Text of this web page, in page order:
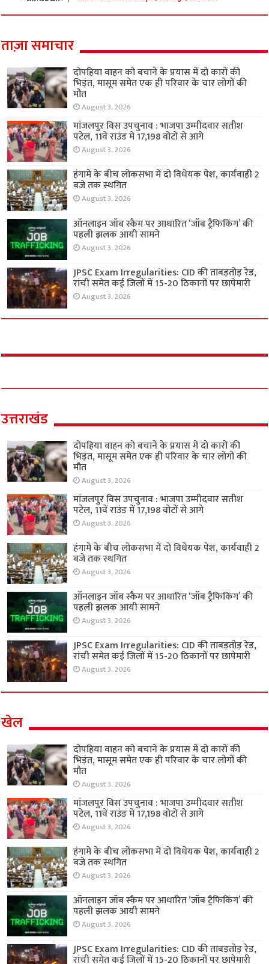
ताज़ा समाचार
दोपहिया वाहन को बचाने के प्रयास में दो कारों की
भिड़ंत, मासूम समेत एक ही परिवार के चार लोगों की
मौत
August 3, 2026
मांजलपुर विस उपचुनाव : भाजपा उम्मीदवार सतीश
पटेल, 11वें राउंड में 17,198 वोटों से आगे
August 3, 2026
हंगामे के बीच लोकसभा में दो विधेयक पेश, कार्यवाही 2
बजे तक स्थगित
August 3, 2026
ऑनलाइन जॉब स्कैम पर आधारित ‘जॉब ट्रैफिकिंग’ की
पहली झलक आयी सामने
August 3, 2026
JPSC Exam Irregularities: CID की ताबड़तोड़ रेड,
रांची समेत कई जिलों में 15-20 ठिकानों पर छापेमारी
August 3, 2026
उत्तराखंड
दोपहिया वाहन को बचाने के प्रयास में दो कारों की
भिड़ंत, मासूम समेत एक ही परिवार के चार लोगों की
मौत
August 3, 2026
मांजलपुर विस उपचुनाव : भाजपा उम्मीदवार सतीश
पटेल, 11वें राउंड में 17,198 वोटों से आगे
August 3, 2026
हंगामे के बीच लोकसभा में दो विधेयक पेश, कार्यवाही 2
बजे तक स्थगित
August 3, 2026
ऑनलाइन जॉब स्कैम पर आधारित ‘जॉब ट्रैफिकिंग’ की
पहली झलक आयी सामने
August 3, 2026
JPSC Exam Irregularities: CID की ताबड़तोड़ रेड,
रांची समेत कई जिलों में 15-20 ठिकानों पर छापेमारी
August 3, 2026
खेल
दोपहिया वाहन को बचाने के प्रयास में दो कारों की
भिड़ंत, मासूम समेत एक ही परिवार के चार लोगों की
मौत
August 3, 2026
मांजलपुर विस उपचुनाव : भाजपा उम्मीदवार सतीश
पटेल, 11वें राउंड में 17,198 वोटों से आगे
August 3, 2026
हंगामे के बीच लोकसभा में दो विधेयक पेश, कार्यवाही 2
बजे तक स्थगित
August 3, 2026
ऑनलाइन जॉब स्कैम पर आधारित ‘जॉब ट्रैफिकिंग’ की
पहली झलक आयी सामने
August 3, 2026
JPSC Exam Irregularities: CID की ताबड़तोड़ रेड,
रांची समेत कई जिलों में 15-20 ठिकानों पर छापेमारी